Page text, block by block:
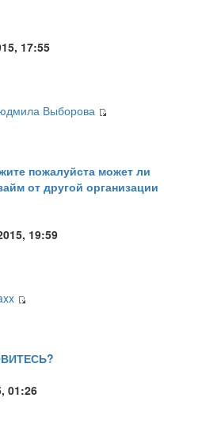
17:55
Выборова
пожалуйста может ли
от другой организации
19:59
01:26